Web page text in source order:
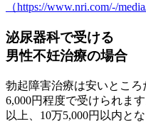
（https://www.nri.com/-/
泌尿器科で受ける
男性不妊治療の場合
勃起障害治療は安いところ
6,000円程度で受けられま
以上、10万5,000円以内と